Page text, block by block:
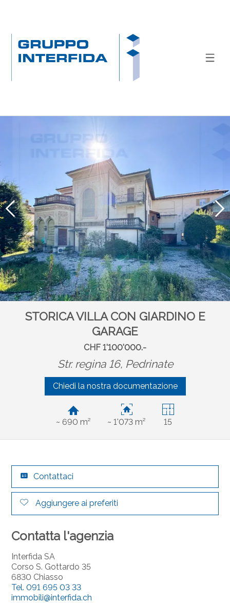
STORICA VILLA CON GIARDINO E
GARAGE
CHF 1'100'000.-
Str. regina 16, Pedrinate
Chiedi la nostra documentazione
~ 690 m² ~ 1'073 m² 15
Contattaci
Aggiungere ai preferiti
Contatta l'agenzia
Interfida SA
Corso S. Gottardo 35
6830 Chiasso
Tel.091 695 03 33
immobili@interfida.ch